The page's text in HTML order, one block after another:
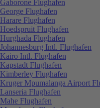
Gaborone Flughafen
George Flughafen
Harare Flughafen
Hoedspruit Flughafen
Hurghada Flughafen
Johannesburg Intl. Flughafen
Kairo Intl. Flughafen
Kapstadt Flughafen
Kimberley Flughafen
Kruger Mpumalanga Airport
Lanseria Flughafen
Mahe Flughafen